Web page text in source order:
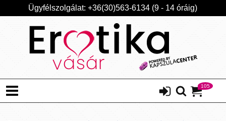
Ügyfélszolgálat: +36(30)563-6134 (9 - 14 óráig)
105